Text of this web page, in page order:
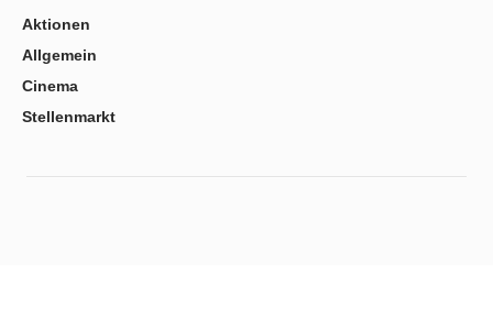
Aktionen
Allgemein
Cinema
Stellenmarkt